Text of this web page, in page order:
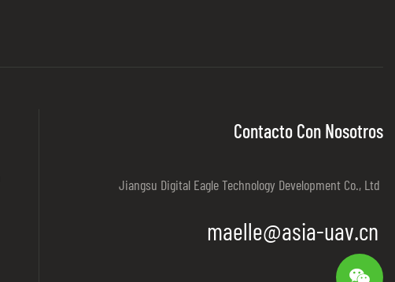
Contacto Con Nosotros
Jiangsu Digital Eagle Technology Development Co., Ltd
maelle@asia-uav.cn